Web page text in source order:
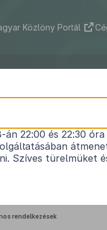
Közlöny Portál
XLI. törvény
az Unió területét
hatályon
tanácsi rendelet
rendelkezések
22:00 és 22:30
Szíves türelmüket